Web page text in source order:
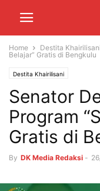
Home Destita Khairilisani
Belajar” Gratis di Bengkulu
Destita Khairilisani
Senator
Program
Gratis di
By DK Media Redaksi -